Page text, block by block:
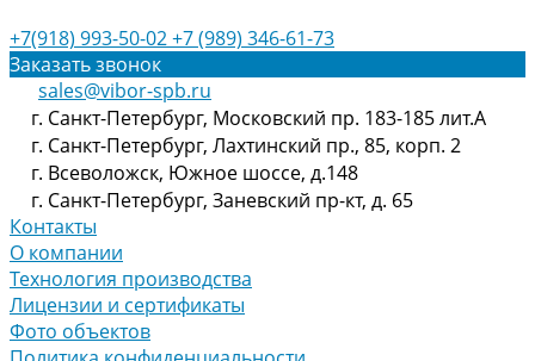
+7(918) 993-50-02+7 (989) 346-61-73
Заказать звонок
sales@vibor-spb.ru
г. Санкт-Петербург, Московский пр. 183-185 лит.А
г. Санкт-Петербург, Лахтинский пр., 85, корп. 2
г. Всеволожск, Южное шоссе, д.148
г. Санкт-Петербург, Заневский пр-кт, д. 65
Контакты
О компании
Технология производства
Лицензии и сертификаты
Фото объектов